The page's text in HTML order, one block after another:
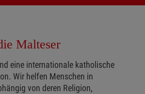
Malteser
eine internationale katholische
Wir helfen Menschen in
von deren Religion,